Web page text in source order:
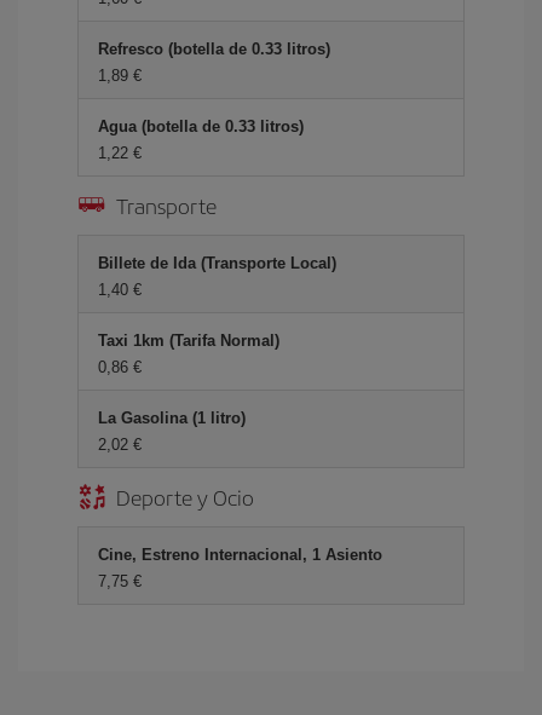
Refresco (botella de 0.33 litros)
1,89 €
Agua (botella de 0.33 litros)
1,22 €
Transporte
Billete de Ida (Transporte Local)
1,40 €
Taxi 1km (Tarifa Normal)
0,86 €
La Gasolina (1 litro)
2,02 €
Deporte y Ocio
Cine, Estreno Internacional, 1 Asiento
7,75 €